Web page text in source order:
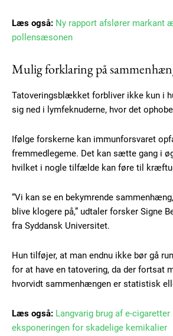
Subscription
Free limited access
Etiam est nibh, lobortis sit
Ut mollis pellentesque tortor
Nullam eu erat condimentum
Donec quis est ac felis
Læs også: Ny rapport afslører markant
pollensæsonen
Mulig forklaring på
Tatoveringsblækket forbliver ikke kun i
sig ned i lymfeknuderne, hvor det
Ifølge forskerne kan immunforsvaret
fremmedlegeme. Det kan sætte gang i
hvilket i nogle tilfælde kan føre til
“Vi kan se en bekymrende
blive klogere på,” udtaler forsker Signe
fra Syddansk Universitet.
Hun tilføjer, at man endnu ikke bør gå
for at have en tatovering, da der fortsat
hvorvidt sammenhængen er statistisk
Læs også: Langvarig brug af e-cigaretter
eksponeringen for skadelige kemikalier